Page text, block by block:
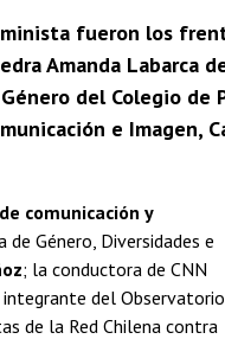
fueron los
Amanda Labarca
del Colegio
e Imagen,
comunicación y
Género, Diversidades e
; la conductora de CNN
del Observatorio
de la Red Chilena contra